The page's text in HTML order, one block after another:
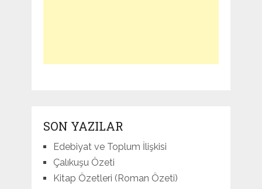
SON YAZILAR
Edebiyat ve Toplum İlişkisi
Çalıkuşu Özeti
Kitap Özetleri (Roman Özeti)